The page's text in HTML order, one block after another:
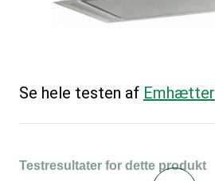
Se hele testen af Emhætter
Testresultater for dette produkt